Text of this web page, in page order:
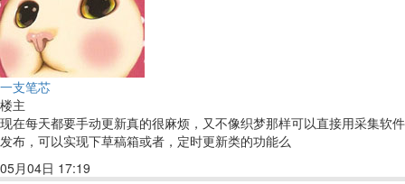
一支笔芯
楼主
现在每天都要手动更新真的很麻烦，又不像织梦那样可以直接用采集软件
发布，可以实现下草稿箱或者，定时更新类的功能么
05月04日 17:19